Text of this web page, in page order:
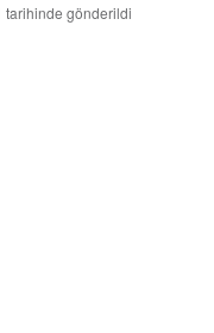
tarihinde gönderildi